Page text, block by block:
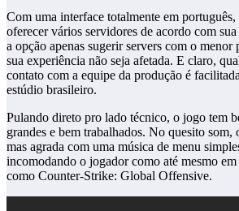
Com uma interface totalmente em
oferecer vários servidores de acordo com
a opção apenas sugerir servers com o
sua experiência não seja afetada. E claro,
contato com a equipe da produção é
estúdio brasileiro.
Pulando direto pro lado técnico, o jogo tem
grandes e bem trabalhados. No quesito som,
mas agrada com uma música de menu
incomodando o jogador como até mesmo
como Counter-Strike: Global Offensive.